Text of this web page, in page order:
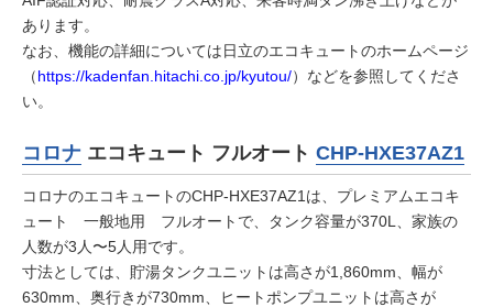
あります。
なお、機能の詳細については日立のエコキュートのホームページ
（https://kadenfan.hitachi.co.jp/kyutou/）などを参照してくださ
い。
コロナ エコキュート フルオート CHP-HXE37AZ1
コロナのエコキュートのCHP-HXE37AZ1は、プレミアムエコキ
ュート 一般地用 フルオートで、タンク容量が370L、家族の
人数が3人〜5人用です。
寸法としては、貯湯タンクユニットは高さが1,860mm、幅が
630mm、奥行きが730mm、ヒートポンプユニットは高さが